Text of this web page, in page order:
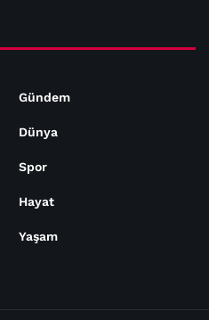
Gündem
Dünya
Spor
Hayat
Yaşam